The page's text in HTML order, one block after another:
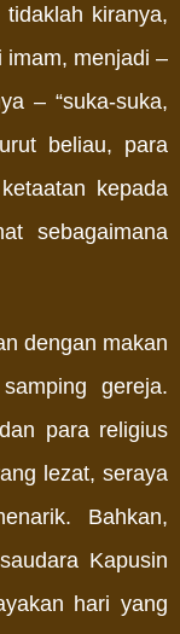
kiranya,
imam, menjadi –
– “suka-suka,
beliau, para
kepada
sebagaimana
dengan makan
gereja.
para religius
lezat, seraya
Bahkan,
Kapusin
hari yang